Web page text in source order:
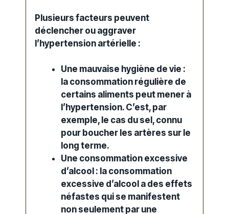
Plusieurs facteurs peuvent
déclencher ou aggraver
l’hypertension artérielle :
Une mauvaise hygiène de vie :
la consommation régulière de
certains aliments peut mener à
l’ hypertension. C’est, par
exemple, le cas du sel, connu
pour boucher les artères sur le
long terme.
Une consommation excessive
d’alcool : la consommation
excessive d’alcool a des effets
néfastes qui se manifestent
non seulement par une